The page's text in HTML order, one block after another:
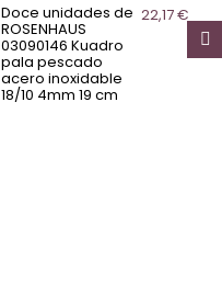
Doce unidades de
ROSENHAUS
03090146 Kuadro
pala pescado
acero inoxidable
18/10 4mm 19 cm
22,17 €